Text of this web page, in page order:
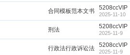
合同模板范本文书 5208ccVIP
2025-11-10
刑法 5208ccVIP
2025-11-9
行政法行政诉讼法 5208ccVIP
2025-11-9